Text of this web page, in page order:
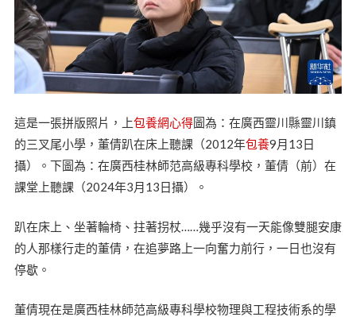
這是一張拼版照片，上包養網心得圖為：在廣西靈川縣靈川鎮
的三叉尾小學，董倩趴在床上聽課（2012年包養9月13日
攝）。下圖為：在廣西桂林師范高級專科學校，董倩（前）在
課堂上聽課（2024年3月13日攝）。
趴在床上、坐著輪椅、拄著拐杖……幾乎沒有一天能像雙腿安康
的人那樣行走的董倩，在追夢路上一向奮力前行，一日也沒有
停歇。
董倩現在是廣西桂林師范高級專科學校物理與工程技術系的學